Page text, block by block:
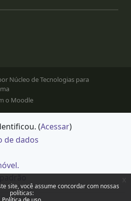
site, você assume concordar com nossas
políticas:
Núcleo de Tecnologias para
o Moodle
(Acessar)
de dados